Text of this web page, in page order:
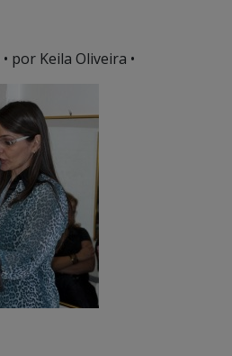
• por Keila Oliveira •